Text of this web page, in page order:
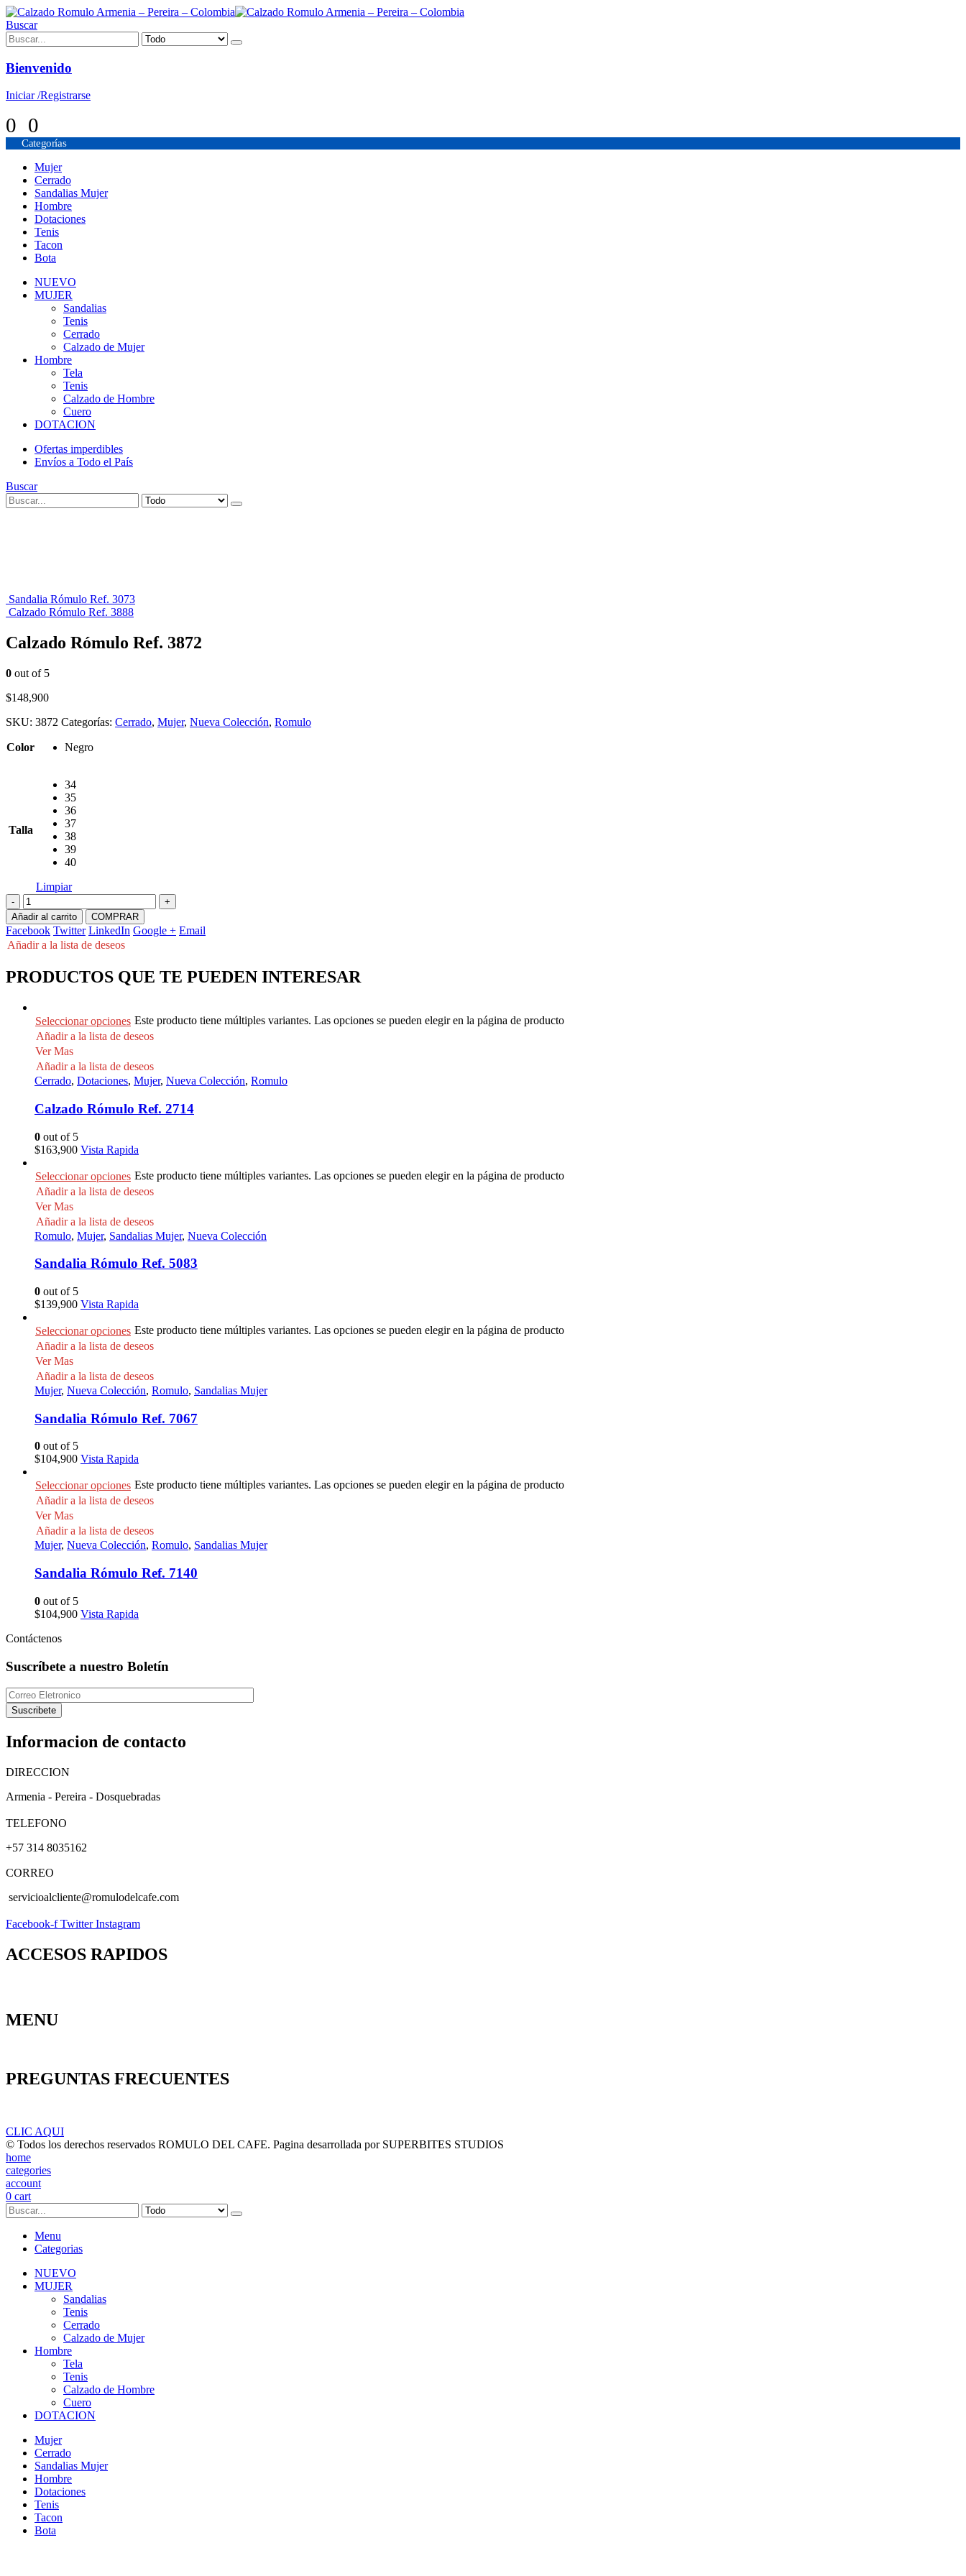
Buscar
Bienvenido
Iniciar /Registrarse
0 0
Categorías
Mujer
Cerrado
Sandalias Mujer
Hombre
Dotaciones
Tenis
Tacon
Bota
NUEVO
MUJER
Sandalias
Tenis
Cerrado
Calzado de Mujer
Hombre
Tela
Tenis
Calzado de Hombre
Cuero
DOTACION
Ofertas imperdibles
Envíos a Todo el País
Buscar
Sandalia Rómulo Ref. 3073
Calzado Rómulo Ref. 3888
Calzado Rómulo Ref. 3872
0 out of 5
$148,900
SKU: 3872 Categorías: Cerrado, Mujer, Nueva Colección, Romulo
Color Negro
Talla
34
35
36
37
38
39
40
Limpiar
-
+
Añadir al carrito
COMPRAR
Facebook Twitter LinkedIn Google + Email
Añadir a la lista de deseos
PRODUCTOS QUE TE PUEDEN INTERESAR
Seleccionar opciones Este producto tiene múltiples variantes. Las opciones se pueden elegir en la página de producto
Añadir a la lista de deseos
Ver Mas
Añadir a la lista de deseos
Cerrado, Dotaciones, Mujer, Nueva Colección, Romulo
Calzado Rómulo Ref. 2714
0 out of 5
$163,900 Vista Rapida
Seleccionar opciones Este producto tiene múltiples variantes. Las opciones se pueden elegir en la página de producto
Añadir a la lista de deseos
Ver Mas
Añadir a la lista de deseos
Romulo, Mujer, Sandalias Mujer, Nueva Colección
Sandalia Rómulo Ref. 5083
0 out of 5
$139,900 Vista Rapida
Seleccionar opciones Este producto tiene múltiples variantes. Las opciones se pueden elegir en la página de producto
Añadir a la lista de deseos
Ver Mas
Añadir a la lista de deseos
Mujer, Nueva Colección, Romulo, Sandalias Mujer
Sandalia Rómulo Ref. 7067
0 out of 5
$104,900 Vista Rapida
Seleccionar opciones Este producto tiene múltiples variantes. Las opciones se pueden elegir en la página de producto
Añadir a la lista de deseos
Ver Mas
Añadir a la lista de deseos
Mujer, Nueva Colección, Romulo, Sandalias Mujer
Sandalia Rómulo Ref. 7140
0 out of 5
$104,900 Vista Rapida
Contáctenos
Suscríbete a nuestro Boletín
Suscribete
Informacion de contacto
DIRECCION
Armenia - Pereira - Dosquebradas
TELEFONO
+57 314 8035162
CORREO
servicioalcliente@romulodelcafe.com
Facebook-f Twitter Instagram
ACCESOS RAPIDOS
MENU
PREGUNTAS FRECUENTES
CLIC AQUI
© Todos los derechos reservados ROMULO DEL CAFE. Pagina desarrollada por SUPERBITES STUDIOS
home
categories
account
0 cart
Menu
Categorias
NUEVO
MUJER
Sandalias
Tenis
Cerrado
Calzado de Mujer
Hombre
Tela
Tenis
Calzado de Hombre
Cuero
DOTACION
Mujer
Cerrado
Sandalias Mujer
Hombre
Dotaciones
Tenis
Tacon
Bota